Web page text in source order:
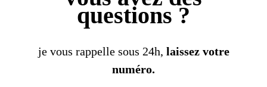
questions ?
je vous rappelle sous 24h, laissez votre
numéro.